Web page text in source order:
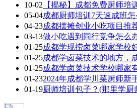
10-02 【揭秘】成都免费厨师培
05-04成都厨师培训7天速成班怎
04-23成都摆摊创业小吃项目推
03-13做小吃遇到同行竞争怎么
01-25成都学现捞卤菜哪家学校
01-25成都学卤菜技术的地方，
01-25成都学卤菜技术学校哪家
01-232024年成都学川菜厨师新
01-19厨师培训包子？(那里学厨